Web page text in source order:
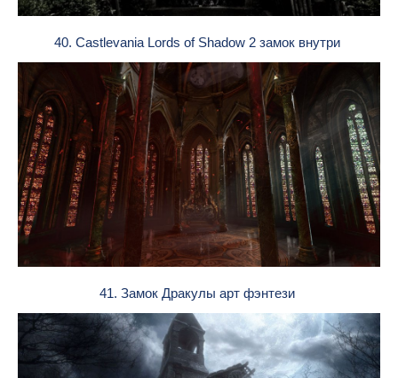
40. Castlevania Lords of Shadow 2 замок внутри
41. Замок Дракулы арт фэнтези